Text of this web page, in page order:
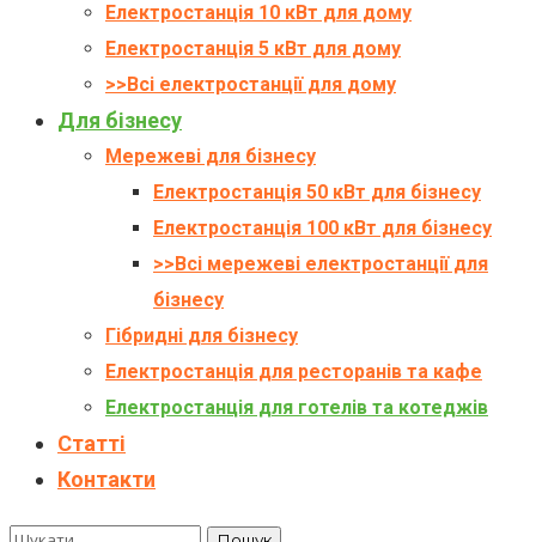
Електростанція 10 кВт для дому
Електростанція 5 кВт для дому
>>Всі електростанції для дому
Для бізнесу
Мережеві для бізнесу
Електростанція 50 кВт для бізнесу
Електростанція 100 кВт для бізнесу
>>Всі мережеві електростанції для
бізнесу
Гібридні для бізнесу
Електростанція для ресторанів та кафе
Електростанція для готелів та котеджів
Статті
Контакти